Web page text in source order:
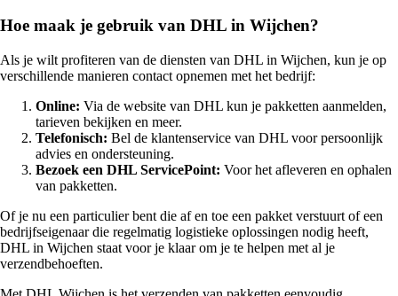
Hoe maak je gebruik van DHL in Wijchen?
Als je wilt profiteren van de diensten van DHL in Wijchen, kun je op
verschillende manieren contact opnemen met het bedrijf:
Online: Via de website van DHL kun je pakketten aanmelden,
tarieven bekijken en meer.
Telefonisch: Bel de klantenservice van DHL voor persoonlijk
advies en ondersteuning.
Bezoek een DHL ServicePoint: Voor het afleveren en ophalen
van pakketten.
Of je nu een particulier bent die af en toe een pakket verstuurt of een
bedrijfseigenaar die regelmatig logistieke oplossingen nodig heeft,
DHL in Wijchen staat voor je klaar om je te helpen met al je
verzendbehoeften.